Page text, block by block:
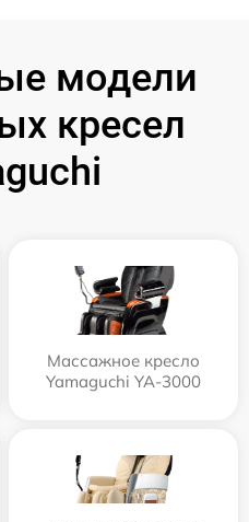
модели
кресел
Массажное кресло
Yamaguchi YA-3000